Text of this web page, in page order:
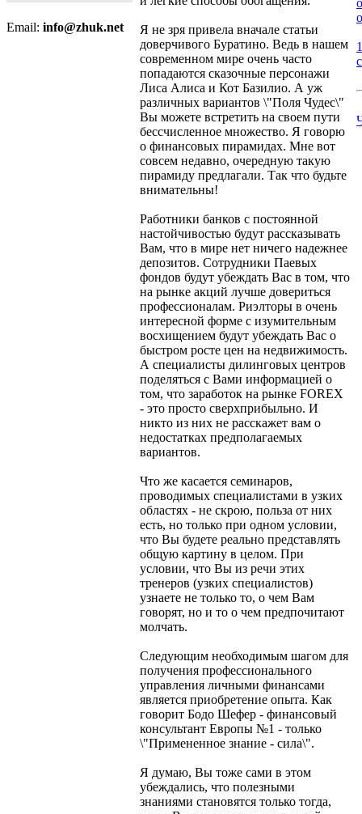
Email: info@zhuk.net
Я не зря привела вначале статьи
доверчивого Буратино. Ведь в нашем
современном мире очень часто
попадаются сказочные персонажи
Лиса Алиса и Кот Базилио. А уж
различных вариантов \"Поля Чудес\"
Вы можете встретить на своем пути
бессчисленное множество. Я говорю
о финансовых пирамидах. Мне вот
совсем недавно, очередную такую
пирамиду предлагали. Так что будьте
внимательны!
Работники банков с постоянной
настойчивостью будут рассказывать
Вам, что в мире нет ничего надежнее
депозитов. Сотрудники Паевых
фондов будут убеждать Вас в том, что
на рынке акций лучше довериться
профессионалам. Риэлторы в очень
интересной форме с изумительным
восхищением будут убеждать Вас о
быстром росте цен на недвижимость.
А специалисты дилинговых центров
поделяться с Вами информацией о
том, что заработок на рынке FOREX
- это просто сверхприбыльно. И
никто из них не расскажет вам о
недостатках предполагаемых
вариантов.
Что же касается семинаров,
проводимых специалистами в узких
областях - не скрою, польза от них
есть, но только при одном условии,
что Вы будете реально представлять
общую картину в целом. При
условии, что Вы из речи этих
тренеров (узких специалистов)
узнаете не только то, о чем Вам
говорят, но и то о чем предпочитают
молчать.
Следующим необходимым шагом для
получения профессионального
управления личными финансами
является приобретение опыта. Как
говорит Бодо Шефер - финансовый
консультант Европы №1 - только
\"Примененное знание - сила\".
Я думаю, Вы тоже сами в этом
убеждались, что полезными
знаниями становятся только тогда,